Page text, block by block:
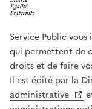
Service Public
qui permettent de
droits et de faire
Il est édité par la
administrative